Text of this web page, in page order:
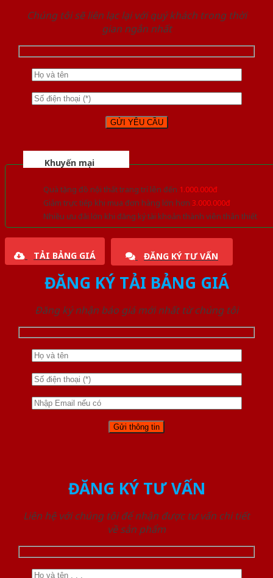
Chúng tôi sẽ liên lạc lại với quý khách trong thời
gian ngắn nhất
Khuyến mại
Quà tặng đồ nội thất trang trí lên đến 1.000.000đ
Giảm trực tiếp khi mua đơn hàng lớn hơn 3.000.000đ
Nhiều ưu đãi lớn khi đăng ký tài khoản thành viên thân thiết
TẢI BẢNG GIÁ ĐĂNG KÝ TƯ VẤN
ĐĂNG KÝ TẢI BẢNG GIÁ
Đăng ký nhận báo giá mới nhất từ chúng tôi
ĐĂNG KÝ TƯ VẤN
Liên hệ với chúng tôi để nhận được tư vấn chi tiết
về sản phẩm